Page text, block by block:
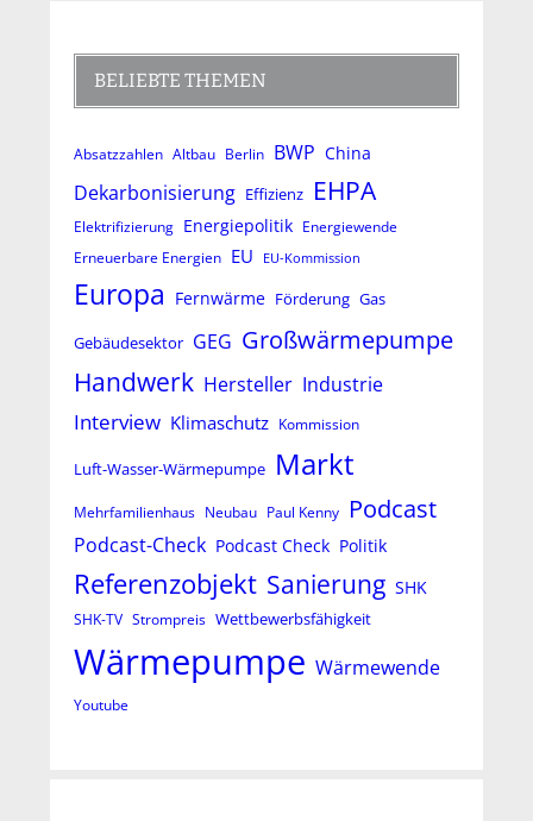
BELIEBTE THEMEN
Absatzzahlen Altbau Berlin BWP China
Dekarbonisierung Effizienz EHPA
Elektrifizierung Energiepolitik Energiewende
Erneuerbare Energien EU EU-Kommission
Europa Fernwärme Förderung Gas
Gebäudesektor GEG Großwärmepumpe
Handwerk Hersteller Industrie
Interview Klimaschutz Kommission
Luft-Wasser-Wärmepumpe Markt
Mehrfamilienhaus Neubau Paul Kenny Podcast
Podcast-Check Podcast Check Politik
Referenzobjekt Sanierung SHK
SHK-TV Strompreis Wettbewerbsfähigkeit
Wärmepumpe Wärmewende
Youtube